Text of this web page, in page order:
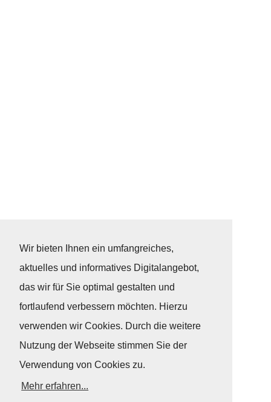
Wir bieten Ihnen ein umfangreiches,
aktuelles und informatives Digitalangebot,
das wir für Sie optimal gestalten und
fortlaufend verbessern möchten. Hierzu
verwenden wir Cookies. Durch die weitere
Nutzung der Webseite stimmen Sie der
Verwendung von Cookies zu.
Mehr erfahren...